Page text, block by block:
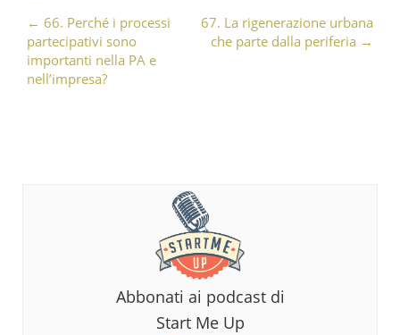
Post navigation
← 66. Perché i processi
partecipativi sono
importanti nella PA e
nell’impresa?
67. La rigenerazione urbana
che parte dalla periferia →
Abbonati ai podcast di
Start Me Up